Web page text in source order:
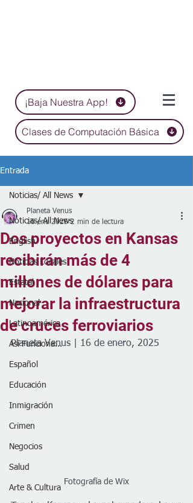
¡Baja Nuestra App!
Clases de Computación Básica
Entrada
Noticias/ All News
English
Noticias Locales
Estatal
Nacional
Latinoamérica
Así Funciona...
Español
Educación
Inmigración
Crimen
Negocios
Salud
Arte & Cultura
Noticias/ All News
Dos proyectos en Kansas
recibirán más de 4
millones de dólares para
mejorar la infraestructura
de cruces ferroviarios
Planeta Venus
16 ene 2025 2 min de lectura
Planeta Venus | 16 de enero, 2025
Fotografía de Wix